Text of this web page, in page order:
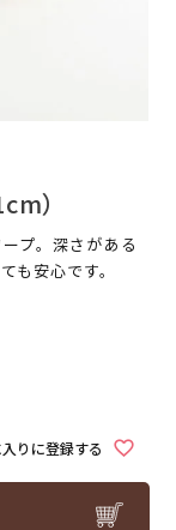
）
プ。深さがある
も安心です。
りに登録する